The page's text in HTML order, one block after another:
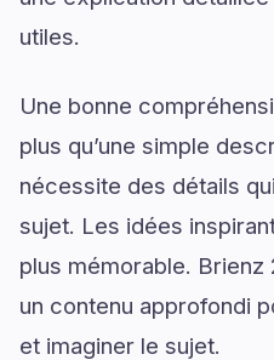
utiles.
Une bonne
plus qu’une simple
nécessite des détails
sujet. Les idées
plus mémorable.
un contenu approfondi
et imaginer le sujet.